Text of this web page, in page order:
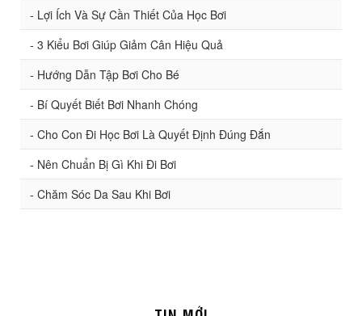
- Lợi Ích Và Sự Cần Thiết Của Học Bơi
- 3 Kiểu Bơi Giúp Giảm Cân Hiệu Quả
- Hướng Dẫn Tập Bơi Cho Bé
- Bí Quyết Biết Bơi Nhanh Chóng
- Cho Con Đi Học Bơi Là Quyết Định Đúng Đắn
- Nên Chuẩn Bị Gì Khi Đi Bơi
- Chăm Sóc Da Sau Khi Bơi